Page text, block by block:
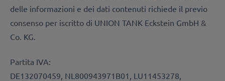
delle informazioni e dei dati contenuti richiede il previo
consenso per iscritto di UNION TANK Eckstein GmbH &
Co. KG.
Partita IVA:
DE132070459, NL800943971B01, LU11453278,